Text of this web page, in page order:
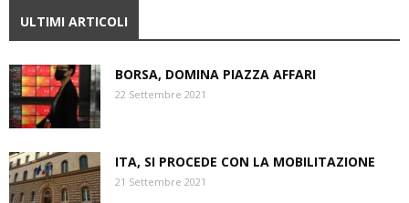
ULTIMI ARTICOLI
BORSA, DOMINA PIAZZA AFFARI
22 Settembre 2021
ITA, SI PROCEDE CON LA MOBILITAZIONE
21 Settembre 2021